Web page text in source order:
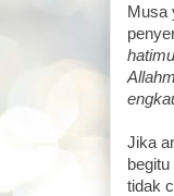
Musa
Jika
tidak